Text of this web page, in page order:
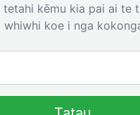
kēmu kia pai ai te
koe i nga